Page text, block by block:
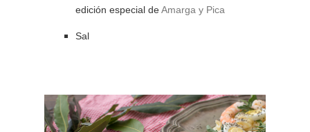
edición especial deAmarga y Pica
Sal